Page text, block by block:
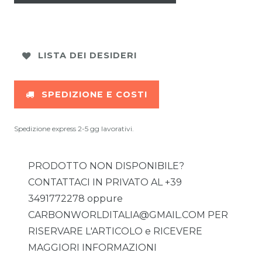
LISTA DEI DESIDERI
SPEDIZIONE E COSTI
Spedizione express 2-5 gg lavorativi.
PRODOTTO NON DISPONIBILE?
CONTATTACI IN PRIVATO AL +39
3491772278 oppure
CARBONWORLDITALIA@GMAIL.COM PER
RISERVARE L'ARTICOLO e RICEVERE
MAGGIORI INFORMAZIONI